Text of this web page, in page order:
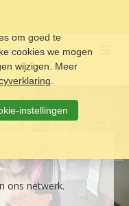
om goed te
cookies we mogen
wijzigen. Meer
instellingen
Menu
ons netwerk.